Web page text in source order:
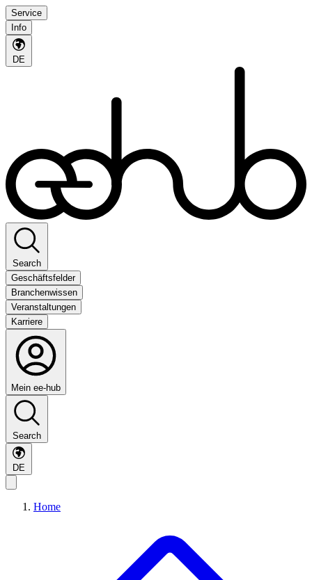
Service
Info
DE
Search
Geschäftsfelder
Branchenwissen
Veranstaltungen
Karriere
Mein ee-hub
Search
DE
Home